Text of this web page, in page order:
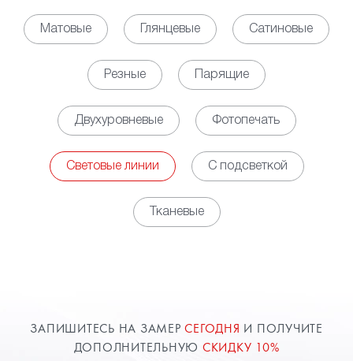
светодиодных линий позволяет обеспечить
равномерное, мягкое свечение по всей площади
помещения, выступая полноценной заменой для
освещения на основе установки точечных
контроллера появляется возможность управлять
от потребности.
• Декоративная функция. Наличие световых линий
на потолке обеспечивает оригинальный облик
пространству, но при этом необходимо заранее
Возможны комбинации нескольких вариантов или
изменение цветовой палитры от команд с пульта
Матовые Глянцевые Сатиновые
Резные Парящие
Двухуровневые Фотопечать
Световые линии С подсветкой
Тканевые
ЗАПИШИТЕСЬ НА ЗАМЕРСЕГОДНЯ И ПОЛУЧИТЕ
ДОПОЛНИТЕЛЬНУЮ СКИДКУ 10%